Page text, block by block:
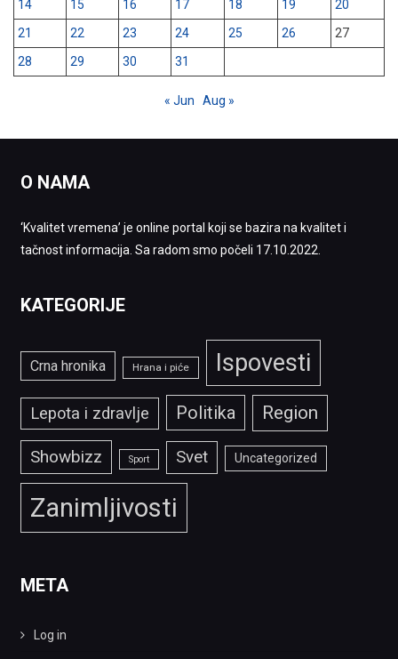
14
15 16 17 18 19
20
21
22 23 24 25 26
27
28
29 30 31
« Jun Aug »
O NAMA
‘Kvalitet vremena’ je online portal koji se bazira na kvalitet i
tačnost informacija. Sa radom smo počeli 17.10.2022.
KATEGORIJE
Crna hronika Hrana i piće Ispovesti
Lepota i zdravlje Politika Region
Showbizz Sport Svet Uncategorized
Zanimljivosti
META
Log in